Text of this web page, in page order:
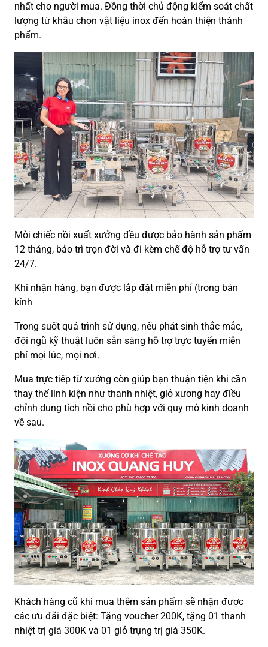
nhất cho người mua. Đồng thời chủ động kiểm soát chất
lượng từ khâu chọn vật liệu inox đến hoàn thiện thành
phẩm.
Mỗi chiếc nồi xuất xưởng đều được bảo hành sản phẩm
12 tháng, bảo trì trọn đời và đi kèm chế độ hỗ trợ tư vấn
24/7.
Khi nhận hàng, bạn được lắp đặt miễn phí (trong bán
kính
Trong suốt quá trình sử dụng, nếu phát sinh thắc mắc,
đội ngũ kỹ thuật luôn sẵn sàng hỗ trợ trực tuyến miễn
phí mọi lúc, mọi nơi.
Mua trực tiếp từ xưởng còn giúp bạn thuận tiện khi cần
thay thế linh kiện như thanh nhiệt, giỏ xương hay điều
chỉnh dung tích nồi cho phù hợp với quy mô kinh doanh
về sau.
Khách hàng cũ khi mua thêm sản phẩm sẽ nhận được
các ưu đãi đặc biệt: Tặng voucher 200K, tặng 01 thanh
nhiệt trị giá 300K và 01 giỏ trụng trị giá 350K.